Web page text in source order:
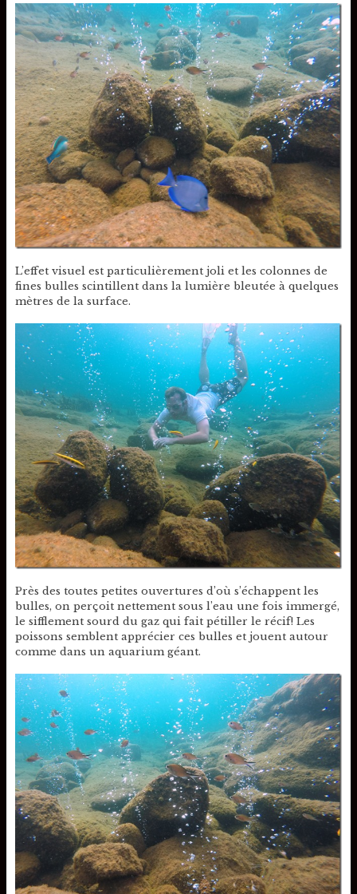
L’effet visuel est particulièrement joli et les colonnes de
fines bulles scintillent dans la lumière bleutée à quelques
mètres de la surface.
Près des toutes petites ouvertures d’où s’échappent les
bulles, on perçoit nettement sous l’eau une fois immergé,
le sifflement sourd du gaz qui fait pétiller le récif! Les
poissons semblent apprécier ces bulles et jouent autour
comme dans un aquarium géant.